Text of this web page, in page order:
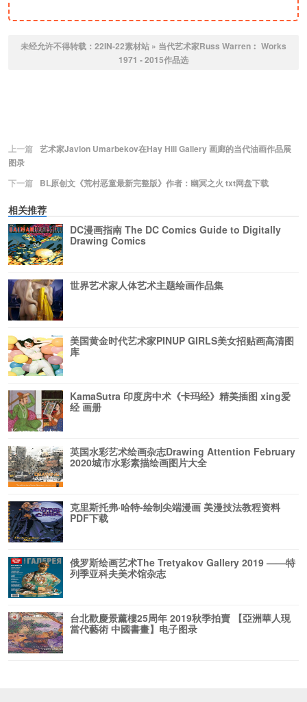
未经允许不得转载： 22IN-22素材站 » 当代艺术家Russ Warren︰ Works
1971 - 2015作品选
上一篇 艺术家Javlon Umarbekov在Hay Hill Gallery 画廊的当代油画作品展
图录
下一篇
BL原创文《荒村恶童最新完整版》作者：幽冥之火 txt网盘下载
相关推荐
DC漫画指南 The DC Comics Guide to Digitally
Drawing Comics
世界艺术家人体艺术主题绘画作品集
美国黄金时代艺术家PINUP GIRLS美女招贴画高清图
库
KamaSutra 印度房中术《卡玛经》精美插图 xing爱
经 画册
英国水彩艺术绘画杂志Drawing Attention February
2020城市水彩素描绘画图片大全
克里斯托弗·哈特-绘制尖端漫画 美漫技法教程资料
PDF下载
俄罗斯绘画艺术The Tretyakov Gallery 2019 ——特
列季亚科夫美术馆杂志
台北歡慶景薰樓25周年 2019秋季拍賣 【亞洲華人現
當代藝術 中國書畫】电子图录